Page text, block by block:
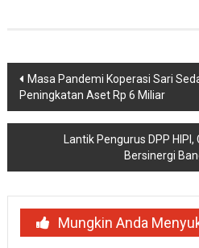
Navigasi
pos
Masa Pandemi Koperasi Sari
Peningkatan Aset Rp 6 Miliar
Lantik Pengurus DPP
Bersinergi
Mungkin Anda